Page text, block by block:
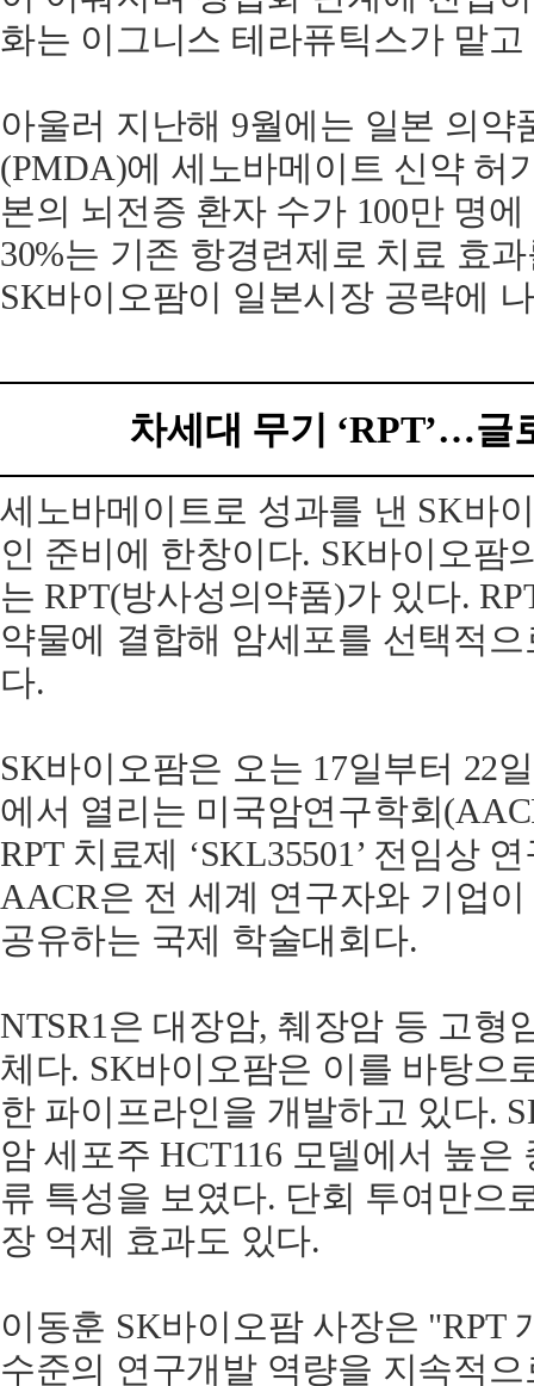
화는 이그니스 테라퓨틱스가 맡고
아울러 지난해 9월에는 일본 의약
(PMDA)에 세노바메이트 신약 허
본의 뇌전증 환자 수가 100만 명
30%는 기존 항경련제로 치료 효
SK바이오팜이 일본시장 공략에
차세대 무기 ‘RPT’…글
세노바메이트로 성과를 낸 SK바
인 준비에 한창이다. SK바이오팜
는 RPT(방사성의약품)가 있다.
약물에 결합해 암세포를 선택적
다.
SK바이오팜은 오는 17일부터 22
에서 열리는 미국암연구학회
RPT 치료제 ‘SKL35501’ 전임상
AACR은 전 세계 연구자와 기업
공유하는 국제 학술대회다.
NTSR1은 대장암, 췌장암 등 고형
체다. SK바이오팜은 이를 바탕으
한 파이프라인을 개발하고 있다.
암 세포주 HCT116 모델에서 높은
류 특성을 보였다. 단회 투여만으
장 억제 효과도 있다.
이동훈 SK바이오팜 사장은 "RPT
수준의 연구개발 역량을 지속적